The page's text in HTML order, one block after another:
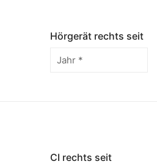
Hörgerät rechts seit
CI rechts seit